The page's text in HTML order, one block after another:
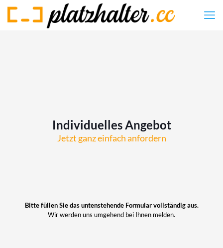
Individuelles Angebot
Jetzt ganz einfach anfordern
Bitte füllen Sie das untenstehende Formular vollständig aus.
Wir werden uns umgehend bei Ihnen melden.